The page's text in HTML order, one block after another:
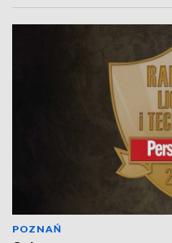
POZNAŃ